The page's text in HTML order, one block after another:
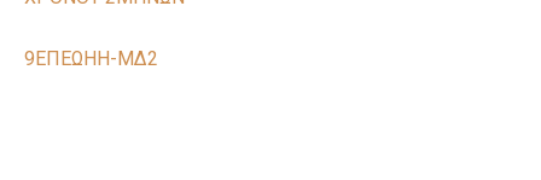
9ΕΠΕΩΗΗ-ΜΔ2